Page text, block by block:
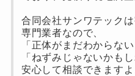
合同会社サンワテック
専門業者なので、
「正体がまだわからない
「ねずみじゃないかも
安心して相談できますよ